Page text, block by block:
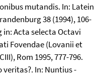
mutandis. In: Latein
38 (1994), 106-
Acta selecta Octavi
Fovendae (Lovanii et
Rom 1995, 777-796.
veritas?. In: Nuntius -